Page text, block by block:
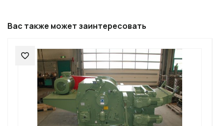
Вас также может заинтересовать